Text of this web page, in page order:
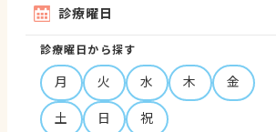
診療曜日
診療曜日から探す
月 火 水 木
金
土
日 祝